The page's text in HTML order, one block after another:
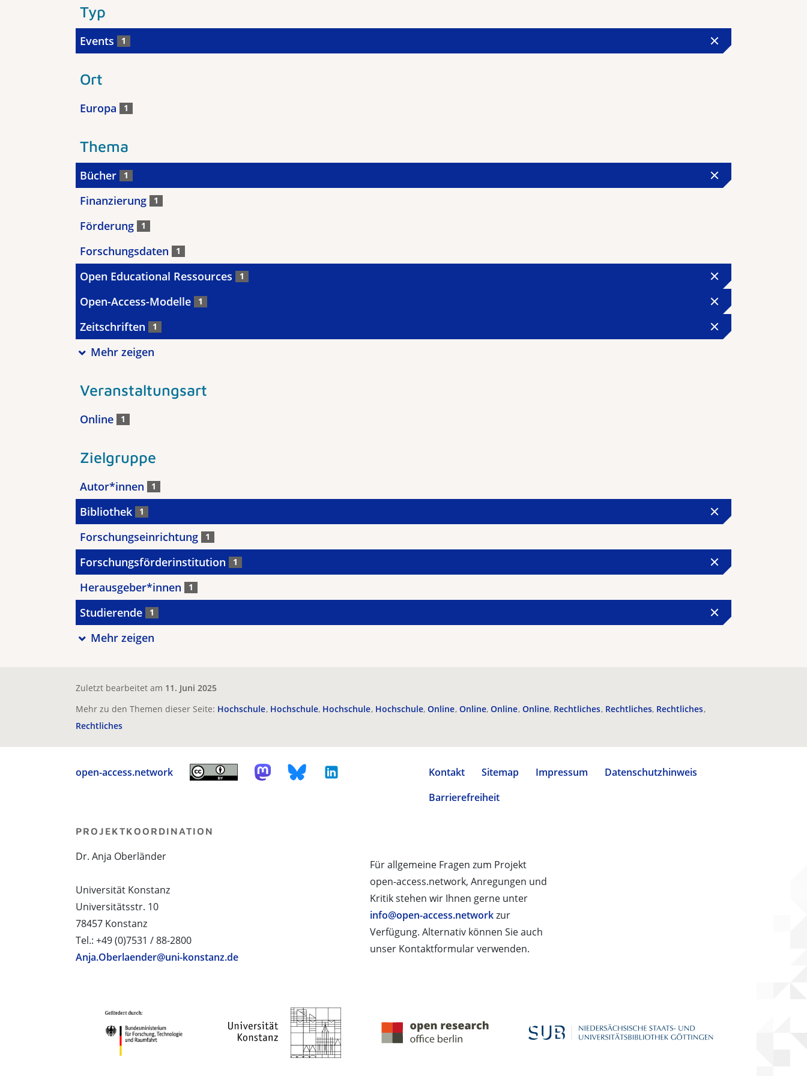
Typ
Events 1
Ort
Europa 1
Thema
Bücher 1
Finanzierung 1
Förderung 1
Forschungsdaten 1
Open Educational Ressources 1
Open-Access-Modelle 1
Zeitschriften 1
Mehr zeigen
Veranstaltungsart
Online 1
Zielgruppe
Autor*innen 1
Bibliothek 1
Forschungseinrichtung 1
Forschungsförderinstitution 1
Herausgeber*innen 1
Studierende 1
Mehr zeigen
Zuletzt bearbeitet am 11. Juni 2025
Mehr zu den Themen dieser Seite: Hochschule Hochschule Hochschule Hochschule Online Online Online Online Rechtliches Rechtliches Rechtliches
Rechtliches
open-access.network Kontakt Sitemap Impressum
Datenschutzhinweis
Barrierefreiheit
Für allgemeine Fragen zum Projekt
open-access.network, Anregungen und
Kritik stehen wir Ihnen gerne unter
info@open-access.networkzur
Verfügung. Alternativ können Sie auch
unser Kontaktformular verwenden.
PROJEKTKOORDINATION
Dr. Anja Oberländer
Universität Konstanz
Universitätsstr. 10
78457 Konstanz
Tel.: +49 (0)7531 / 88-2800
Anja.Oberlaender@uni-konstanz.de